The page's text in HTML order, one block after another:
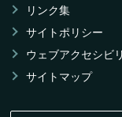
リンク集
サイトポリシー
ウェブアクセシビ
サイトマップ